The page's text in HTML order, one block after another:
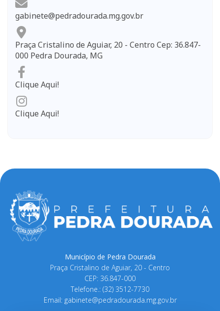
gabinete@pedradourada.mg.gov.br
Praça Cristalino de Aguiar, 20 - Centro Cep: 36.847-
000 Pedra Dourada, MG
Clique Aqui!
Clique Aqui!
Município de Pedra Dourada
Praça Cristalino de Aguiar, 20 - Centro
CEP: 36.847-000
Telefone.: (32) 3512-7730
Email: gabinete@pedradourada.mg.gov.br